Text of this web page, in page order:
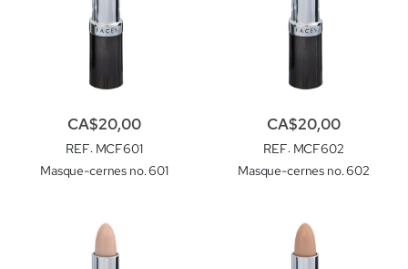
REF: MCF601
Masque-cernes no. 601
CA$20,00
REF: MCF602
Masque-cernes no. 602
CA$20,00